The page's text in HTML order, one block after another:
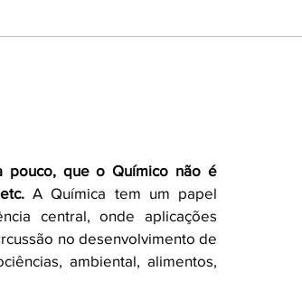
HQ Listas Todos Umbrellas
1 Newsletters
pouco, que o Químico não é
etc. A Química tem um papel
central, onde aplicações
no desenvolvimento de
ambiental, alimentos,